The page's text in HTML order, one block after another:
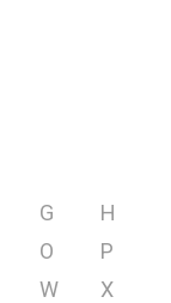
G
H
O
P
W
X